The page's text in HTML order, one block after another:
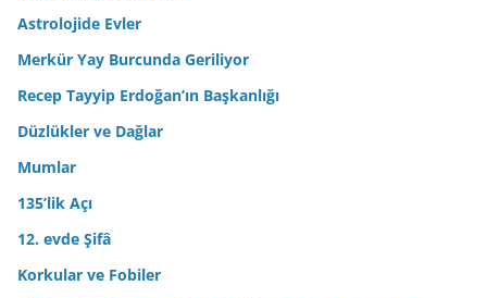
Astrolojide Evler
Merkür Yay Burcunda Geriliyor
Recep Tayyip Erdoğan’ın Başkanlığı
Düzlükler ve Dağlar
Mumlar
135’lik Açı
12. evde Şifâ
Korkular ve Fobiler